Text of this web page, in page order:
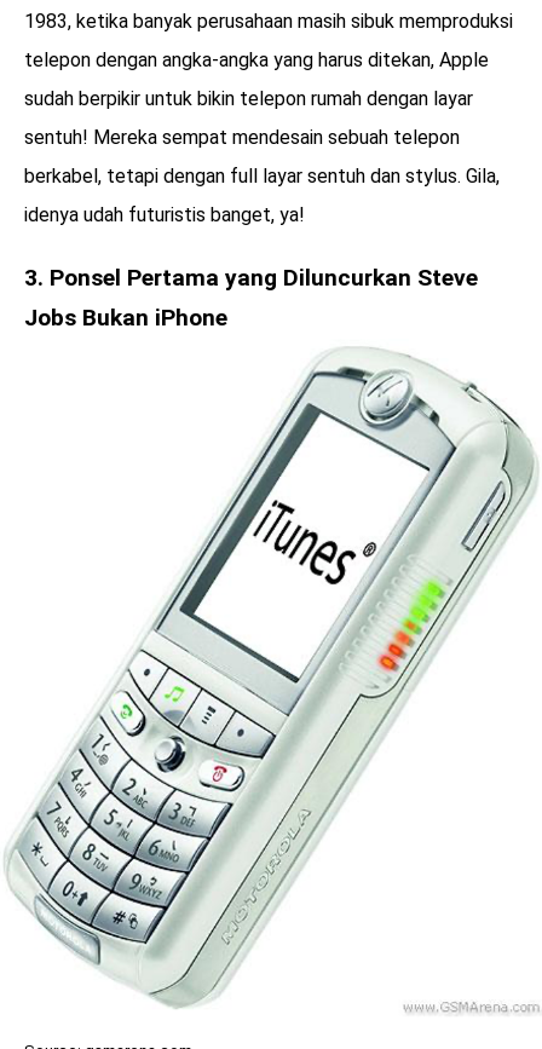
1983, ketika banyak perusahaan masih sibuk memproduksi
telepon dengan angka-angka yang harus ditekan, Apple
sudah berpikir untuk bikin telepon rumah dengan layar
sentuh! Mereka sempat mendesain sebuah telepon
berkabel, tetapi dengan full layar sentuh dan stylus. Gila,
idenya udah futuristis banget, ya!
3. Ponsel Pertama yang Diluncurkan Steve
Jobs Bukan iPhone